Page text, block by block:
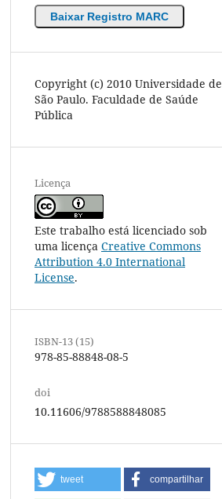
Baixar Registro MARC
Copyright (c) 2010 Universidade de
São Paulo. Faculdade de Saúde
Pública
Licença
Este trabalho está licenciado sob
uma licença Creative Commons
Attribution 4.0 International
License.
ISBN-13 (15)
978-85-88848-08-5
doi
10.11606/9788588848085
tweet compartilhar